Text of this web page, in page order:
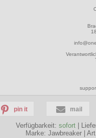
pin it mail
Verfügbarkeit: sofort |
Marke: Jawbreaker